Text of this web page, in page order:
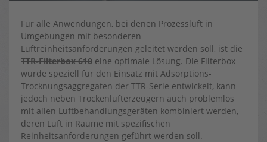
Für alle Anwendungen, bei denen Prozessluft in
Umgebungen mit besonderen
Luftreinheitsanforderungen geleitet werden soll, ist die
TTR‑Filterbox 610 eine optimale Lösung. Die Filterbox
wurde speziell für den Einsatz mit Adsorptions-
Trocknungsaggregaten der TTR-Serie entwickelt, kann
jedoch neben Trockenlufterzeugern auch problemlos
mit allen Luftbehandlungsgeräten kombiniert werden,
deren Luft in Räume mit spezifischen
Reinheitsanforderungen geführt werden soll.